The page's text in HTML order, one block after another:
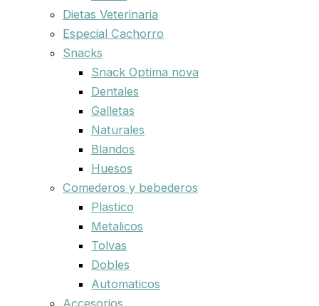
Dietas Veterinaria
Especial Cachorro
Snacks
Snack Optima nova
Dentales
Galletas
Naturales
Blandos
Huesos
Comederos y bebederos
Plastico
Metalicos
Tolvas
Dobles
Automaticos
Accesorios